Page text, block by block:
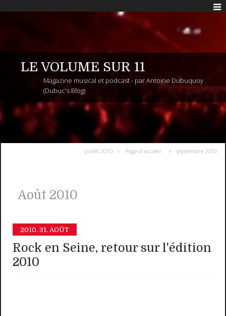
LE VOLUME SUR 11
Magazine musical et podcast - par Antoine Dubuquoy
(Dubuc's Blog)
juillet 2010 Page d'accueil septembre 2010
Août 2010
2010. 31. AOÛT
Rock en Seine, retour sur l'édition
2010